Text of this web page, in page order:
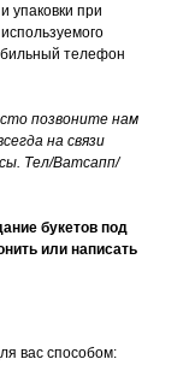
упаковки при
телефон
позвоните нам
на связи
Тел/Ватсапп/
букетов под
или написать
вас способом: